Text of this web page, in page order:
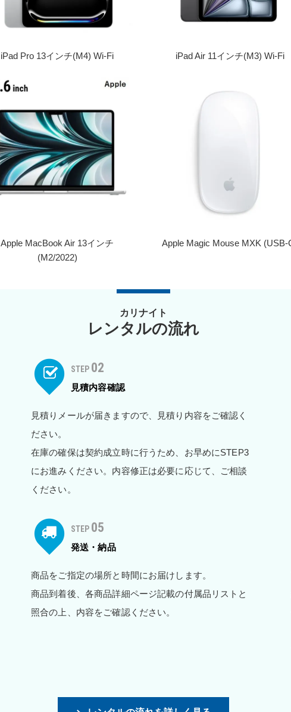
iPad Pro 13インチ(M4) Wi-Fi iPad Air 11インチ(M3) Wi-Fi
Apple MacBook Air 13インチ
(M2/2022)
Apple Magic Mouse MXK (USB-
カリナイト
レンタルの流れ
STEP 02
見積内容確認
見積りメールが届きますので、見積り内容をご確認く
ださい。
在庫の確保は契約成立時に行うため、お早めにSTEP3
にお進みください。内容修正は必要に応じて、ご相談
ください。
STEP 05
発送・納品
商品をご指定の場所と時間にお届けします。
商品到着後、各商品詳細ページ記載の付属品リストと
照合の上、内容をご確認ください。